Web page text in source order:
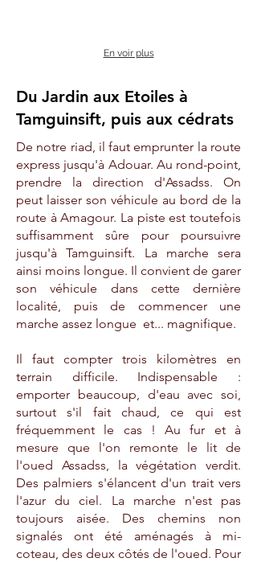
En voir plus
Du Jardin aux Etoiles à
Tamguinsift, puis aux cédrats
De notre riad, il faut emprunter la route
express jusqu'à Adouar. Au rond-point,
prendre la direction d'Assadss. On
peut laisser son véhicule au bord de la
route à Amagour. La piste est toutefois
suffisamment sûre pour poursuivre
jusqu'à Tamguinsift. La marche sera
ainsi moins longue. Il convient de garer
son véhicule dans cette dernière
localité, puis de commencer une
marche assez longue et... magnifique.
Il faut compter trois kilomètres en
terrain difficile. Indispensable :
emporter beaucoup, d'eau avec soi,
surtout s'il fait chaud, ce qui est
fréquemment le cas ! Au fur et à
mesure que l'on remonte le lit de
l'oued Assadss, la végétation verdit.
Des palmiers s'élancent d'un trait vers
l'azur du ciel. La marche n'est pas
toujours aisée. Des chemins non
signalés ont été aménagés à mi-
coteau, des deux côtés de l'oued. Pour